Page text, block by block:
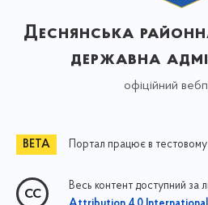
Деснянська
державна
офіційний
Портал працює в
Весь контент доступний за